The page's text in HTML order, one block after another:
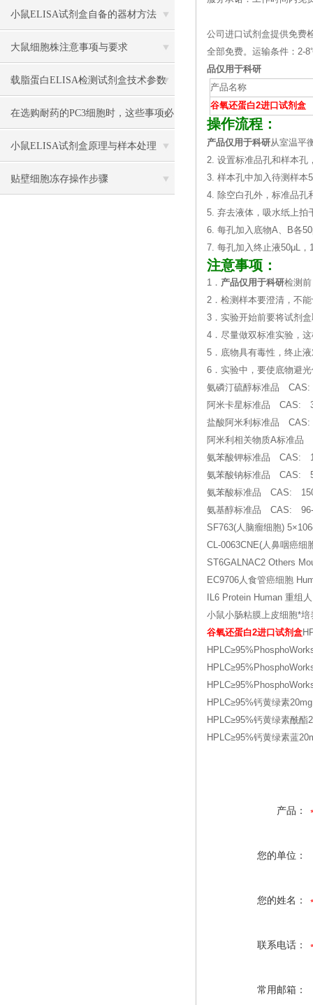
案该怎么搭建？
小鼠ELISA试剂盒自备的器材方法
大鼠细胞株注意事项与要求
载脂蛋白ELISA检测试剂盒技术参数
在选购耐药的PC3细胞时，这些事项必
须注意
小鼠ELISA试剂盒原理与样本处理
贴壁细胞冻存操作步骤
公司进口试剂盒提供免费
全部免费。运输条件：2-
品仅用于科研
产品名称
谷氧还蛋白2进口试剂盒
操作流程：
产品仅用于科研从室温平
2. 设置标准品孔和样本孔
3. 样本孔中加入待测样本
4. 除空白孔外，标准品孔
5. 弃去液体，吸水纸上拍
6. 每孔加入底物A、B各
7. 每孔加入终止液50μL
注意事项：
1． 产品仅用于科研检测
2．检测样本要澄清，不
3．实验开始前要将试剂
4．尽量做双标准实验，
5．底物具有毒性，终止
6．实验中，要使底物避
氨磷汀硫醇标准品
阿米卡星标准品 CAS:
盐酸阿米利标准品
阿米利相关物质A标准
氨苯酸钾标准品 CAS:
氨苯酸钠标准品 CAS:
氨苯酸标准品 CAS:
氨基醇标准品 CAS:
SF763(人脑瘤细胞)
CL-0063CNE(人鼻咽癌细
ST6GALNAC2 Others
EC9706人食管癌细胞
IL6 Protein Human 重组
小鼠小肠粘膜上皮细胞*培
谷氧还蛋白2进口试剂盒
HPLC≥95%钙黄绿素
HPLC≥95%钙黄绿素酰酯
HPLC≥95%钙黄绿素蓝
产品：
您的单位：
您的姓名：
联系电话：
常用邮箱：